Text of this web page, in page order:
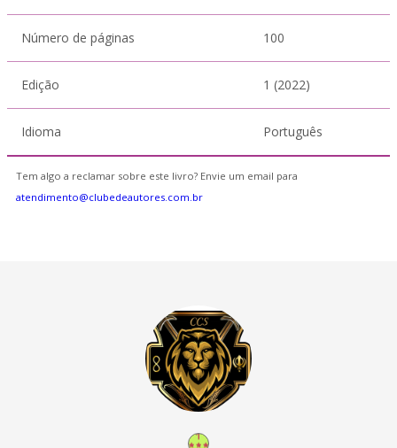
Número de páginas 100
Edição 1 (2022)
Idioma Português
Tem algo a reclamar sobre este livro? Envie um email para
atendimento@clubedeautores.com.br